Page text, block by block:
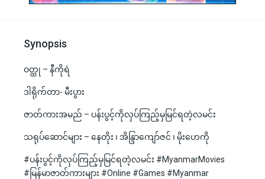
Synopsis
ဝတ္ထု – နီကိုရဲ
ဒါရိုက်တာ- မီးပွား
ဇာတ်ကားအမည် – ပန်းပွင့်ကိုလှပ်ကြည့်မှမြင်ရတဲ့လမင်း
သရုပ်ဆောင်များ – နေတိုး ၊ အိန္ဒြာကျော်ဇင် ၊ မိုးဟေကို
#ပန်းပွင့်ကိုလှပ်ကြည့်မှမြင်ရတဲ့လမင်း #MyanmarMovies
#မြန်မာဇာတ်ကားများ #Online #Games #Myanmar